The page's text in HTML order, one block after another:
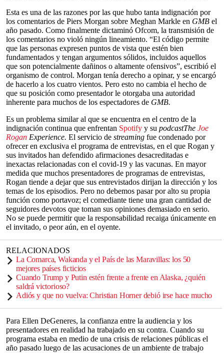
Esta es una de las razones por las que hubo tanta indignación por
los comentarios de Piers Morgan sobre Meghan Markle en GMB el
año pasado. Como finalmente dictaminó Ofcom, la transmisión de
los comentarios no violó ningún lineamiento. “El código permite
que las personas expresen puntos de vista que estén bien
fundamentados y tengan argumentos sólidos, incluidos aquellos
que son potencialmente dañinos o altamente ofensivos”, escribió el
organismo de control. Morgan tenía derecho a opinar, y se encargó
de hacerlo a los cuatro vientos. Pero esto no cambia el hecho de
que su posición como presentador le otorgaba una autoridad
inherente para muchos de los espectadores de GMB.
Es un problema similar al que se encuentra en el centro de la
indignación continua que enfrentan Spotify y su podcastThe Joe
Rogan Experience. El servicio de streaming fue condenado por
ofrecer en exclusiva el programa de entrevistas, en el que Rogan y
sus invitados han defendido afirmaciones desacreditadas e
inexactas relacionadas con el covid-19 y las vacunas. En mayor
medida que muchos presentadores de programas de entrevistas,
Rogan tiende a dejar que sus entrevistados dirijan la dirección y los
temas de los episodios. Pero no debemos pasar por alto su propia
función como portavoz; el comediante tiene una gran cantidad de
seguidores devotos que toman sus opiniones demasiado en serio.
No se puede permitir que la responsabilidad recaiga únicamente en
el invitado, o peor aún, en el oyente.
RELACIONADOS
La Comarca, Wakanda y el País de las Maravillas: los 50
mejores países ficticios
Cuando Trump y Putin estén frente a frente en Alaska, ¿quién
saldrá victorioso?
Adiós y que no vuelva: Christian Horner debió irse hace mucho
Para Ellen DeGeneres, la confianza entre la audiencia y los
presentadores en realidad ha trabajado en su contra. Cuando su
programa estaba en medio de una crisis de relaciones públicas el
año pasado luego de las acusaciones de un ambiente de trabajo